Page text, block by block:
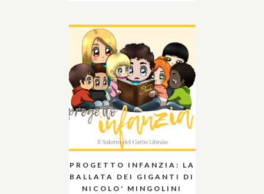
PROGETTO INFANZIA: LA
BALLATA DEI GIGANTI DI
NICOLO' MINGOLINI